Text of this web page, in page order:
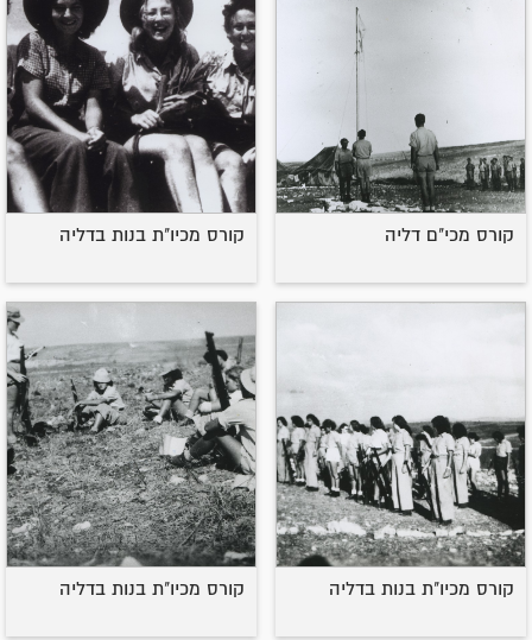
קורס מכי"ם דליה קורס מכיו"ת בנות בדליה
קורס מכיו"ת בנות בדליה קורס מכיו"ת בנות בדליה